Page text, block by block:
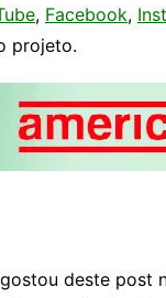
, Facebook,
projeto.
deste post